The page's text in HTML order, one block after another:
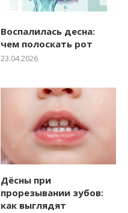
Воспалилась десна:
чем полоскать рот
23.04.2026
Дёсны при
прорезывании зубов:
как выглядят